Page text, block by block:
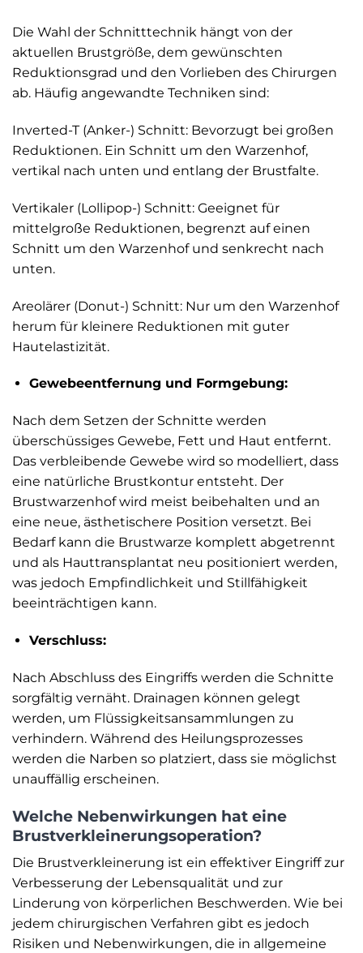
Die Wahl der Schnitttechnik hängt von der
aktuellen Brustgröße, dem gewünschten
Reduktionsgrad und den Vorlieben des Chirurgen
ab. Häufig angewandte Techniken sind:
Inverted-T (Anker-) Schnitt: Bevorzugt bei großen
Reduktionen. Ein Schnitt um den Warzenhof,
vertikal nach unten und entlang der Brustfalte.
Vertikaler (Lollipop-) Schnitt: Geeignet für
mittelgroße Reduktionen, begrenzt auf einen
Schnitt um den Warzenhof und senkrecht nach
unten.
Areolärer (Donut-) Schnitt: Nur um den Warzenhof
herum für kleinere Reduktionen mit guter
Hautelastizität.
Gewebeentfernung und Formgebung:
Nach dem Setzen der Schnitte werden
überschüssiges Gewebe, Fett und Haut entfernt.
Das verbleibende Gewebe wird so modelliert, dass
eine natürliche Brustkontur entsteht. Der
Brustwarzenhof wird meist beibehalten und an
eine neue, ästhetischere Position versetzt. Bei
Bedarf kann die Brustwarze komplett abgetrennt
und als Hauttransplantat neu positioniert werden,
was jedoch Empfindlichkeit und Stillfähigkeit
beeinträchtigen kann.
Verschluss:
Nach Abschluss des Eingriffs werden die Schnitte
sorgfältig vernäht. Drainagen können gelegt
werden, um Flüssigkeitsansammlungen zu
verhindern. Während des Heilungsprozesses
werden die Narben so platziert, dass sie möglichst
unauffällig erscheinen.
Welche Nebenwirkungen hat eine
Brustverkleinerungsoperation?
Die Brustverkleinerung ist ein effektiver Eingriff zur
Verbesserung der Lebensqualität und zur
Linderung von körperlichen Beschwerden. Wie bei
jedem chirurgischen Verfahren gibt es jedoch
Risiken und Nebenwirkungen, die in allgemeine